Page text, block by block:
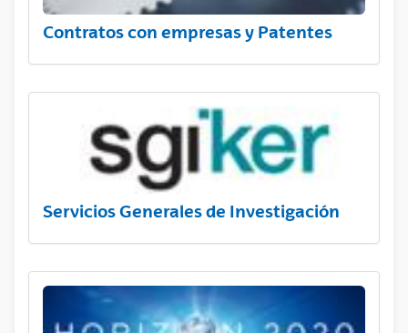
Contratos con empresas y Patentes
Servicios Generales de Investigación